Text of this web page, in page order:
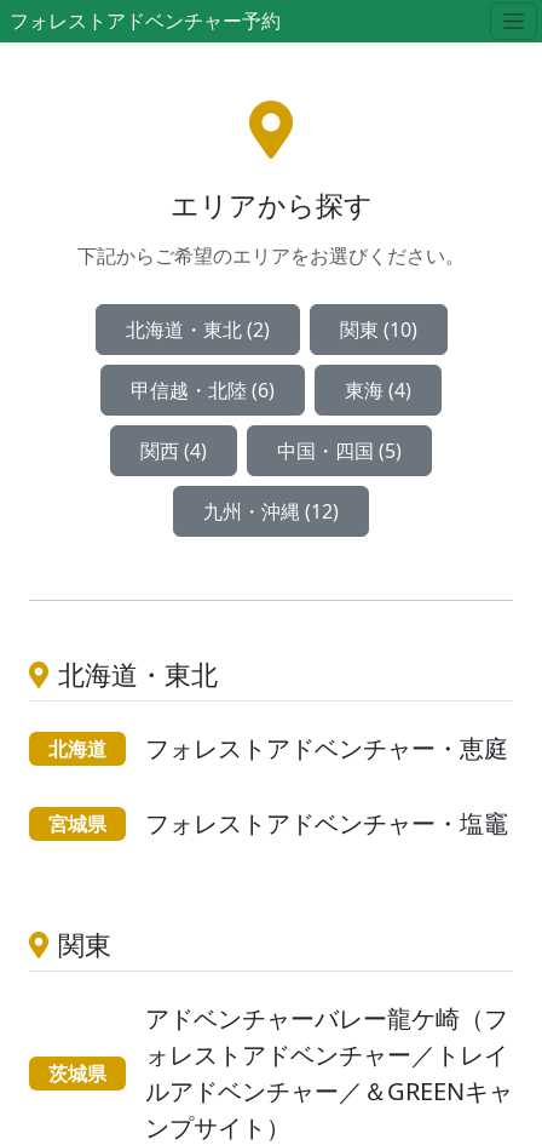
フォレストアドベンチャー予約
エリアから探す
下記からご希望のエリアをお選びください。
北海道・東北 (2) 関東 (10)
甲信越・北陸 (6) 東海 (4)
関西 (4) 中国・四国 (5)
九州・沖縄 (12)
北海道・東北
北海道 フォレストアドベンチャー・恵庭
宮城県 フォレストアドベンチャー・塩竈
関東
茨城県
アドベンチャーバレー龍ケ崎（フ
ォレストアドベンチャー／トレイ
ルアドベンチャー／＆GREENキャ
ンプサイト）